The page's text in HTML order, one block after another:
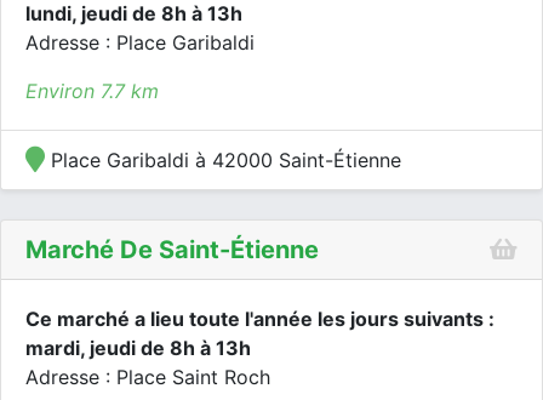
lundi, jeudi de 8h à 13h
Adresse : Place Garibaldi
Environ 7.7 km
Place Garibaldi à 42000 Saint-Étienne
Marché De Saint-Étienne
Ce marché a lieu toute l'année les jours suivants :
mardi, jeudi de 8h à 13h
Adresse : Place Saint Roch